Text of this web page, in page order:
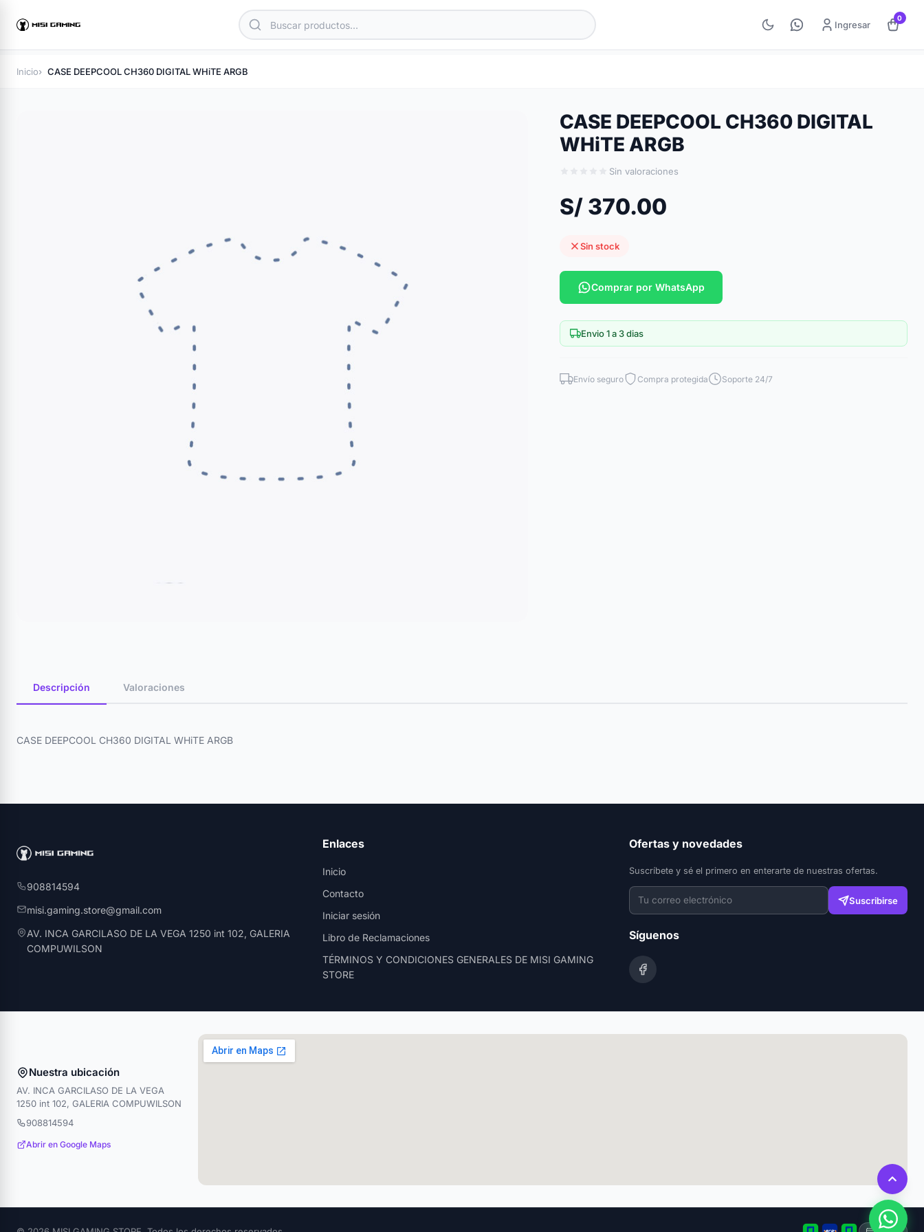
Ingresar
0
Inicio CASE DEEPCOOL CH360 DIGITAL WHiTE ARGB
CASE DEEPCOOL CH360 DIGITAL
WHiTE ARGB
Sin valoraciones
S/ 370.00
Sin stock
Comprar por WhatsApp
Envio 1 a 3 dias
Envío seguro Compra protegida Soporte 24/7
Descripción Valoraciones
CASE DEEPCOOL CH360 DIGITAL WHiTE ARGB
908814594
misi.gaming.store@gmail.com
AV. INCA GARCILASO DE LA VEGA 1250 int 102, GALERIA
COMPUWILSON
Enlaces
Inicio
Contacto
Iniciar sesión
Libro de Reclamaciones
TÉRMINOS Y CONDICIONES GENERALES DE MISI GAMING
STORE
Ofertas y novedades
Suscríbete y sé el primero en enterarte de nuestras ofertas.
Suscribirse
Síguenos
Nuestra ubicación
AV. INCA GARCILASO DE LA VEGA
1250 int 102, GALERIA COMPUWILSON
908814594
Abrir en Google Maps